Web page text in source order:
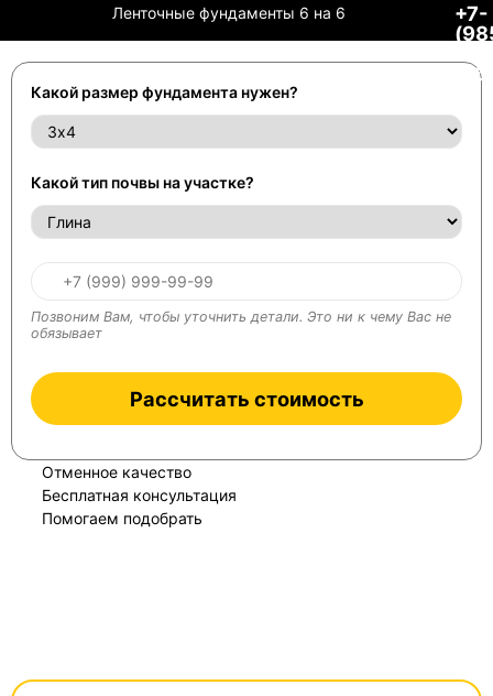
Ленточные фундаменты 6 на 6
+7-
66
Какой размер фундамента нужен?
Какой тип почвы на участке?
Позвоним Вам, чтобы уточнить детали. Это ни к чему Вас не
обязывает
Рассчитать стоимость
Отменное качество
Бесплатная консультация
Помогаем подобрать